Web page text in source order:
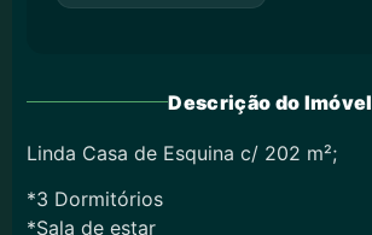
Descrição do Imóvel
Linda Casa de Esquina c/ 202 m²;
*3 Dormitórios
*Sala de estar